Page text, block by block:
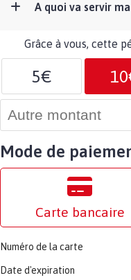
A quoi va servir
Grâce à vous, cette
5€
Mode de
Carte bancaire
Numéro de la carte
Date d'expiration